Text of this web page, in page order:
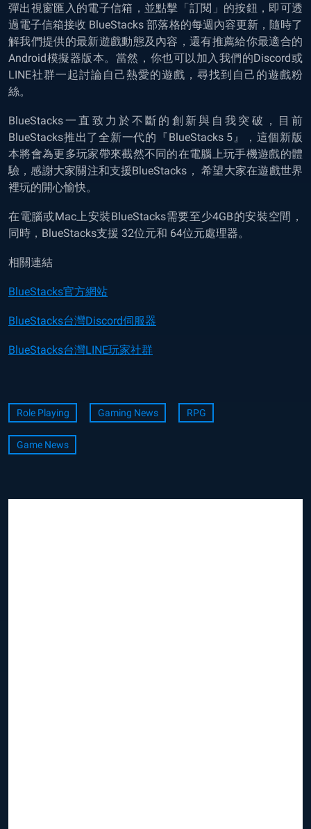
彈出視窗匯入的電子信箱，並點擊「訂閱」的按鈕，即可透
過電子信箱接收 BlueStacks 部落格的每週內容更新，隨時了
解我們提供的最新遊戲動態及內容，還有推薦給你最適合的
Android模擬器版本。當然，你也可以加入我們的Discord或
LINE社群一起討論自己熱愛的遊戲，尋找到自己的遊戲粉
絲。
BlueStacks一直致力於不斷的創新與自我突破，目前
BlueStacks推出了全新一代的『BlueStacks 5』，這個新版
本將會為更多玩家帶來截然不同的在電腦上玩手機遊戲的體
驗，感謝大家關注和支援BlueStacks， 希望大家在遊戲世界
裡玩的開心愉快。
在電腦或Mac上安裝BlueStacks需要至少4GB的安裝空間，
同時，BlueStacks支援 32位元和 64位元處理器。
相關連結
BlueStacks官方網站
BlueStacks台灣Discord伺服器
BlueStacks台灣LINE玩家社群
Role Playing Gaming News RPG
Game News